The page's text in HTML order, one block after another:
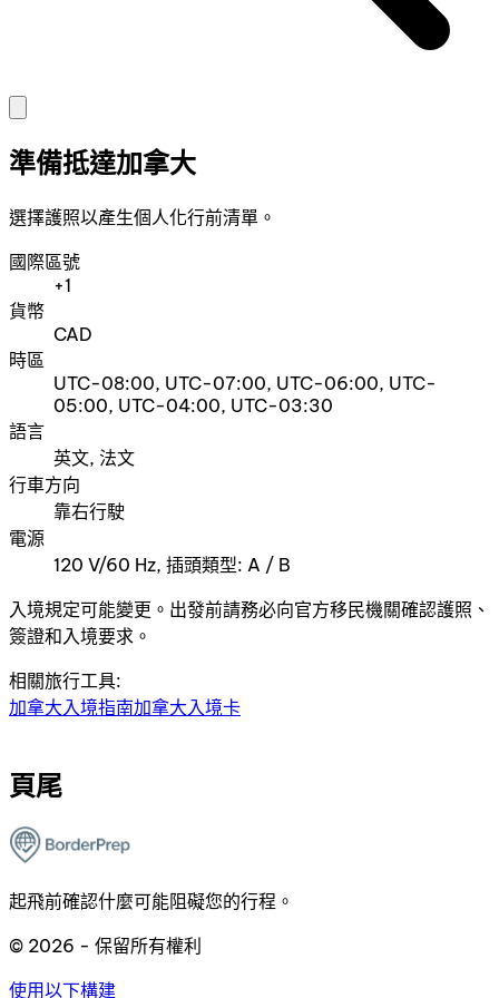
準備抵達加拿大
選擇護照以產生個人化行前清單。
國際區號
+1
貨幣
CAD
時區
UTC-08:00, UTC-07:00, UTC-06:00, UTC-
05:00, UTC-04:00, UTC-03:30
語言
英文, 法文
行車方向
靠右行駛
電源
120 V/60 Hz, 插頭類型: A / B
入境規定可能變更。出發前請務必向官方移民機關確認護照、
簽證和入境要求。
相關旅行工具:
加拿大入境指南加拿大入境卡
頁尾
起飛前確認什麼可能阻礙您的行程。
© 2026 - 保留所有權利
使用以下構建